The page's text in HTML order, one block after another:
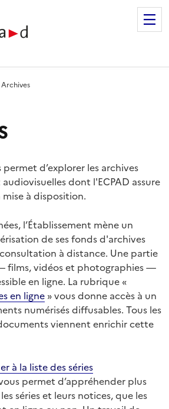
et de production
Archives
d’explorer les archives
dont l'ECPAD assure
à disposition.
l’Établissement mène un
de ses fonds d'archives
à distance. Une partie
films, vidéos et photographies —
en ligne. La rubrique «
en ligne » vous donne accès à un
numérisés diffusables. Tous les
viennent enrichir cette
à la liste des séries
permet d’appréhender plus
séries et leurs notices, que les